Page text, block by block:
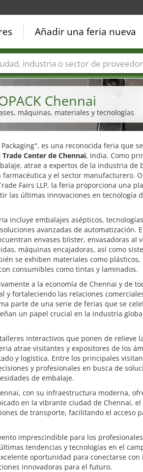
Chennai
máquinas, materiales y tecnologías
es una reconocida feria que
Trade Center de Chennai, India. Como
atrae a expertos de la industria de
y el sector manufacturero.
Fairs LLP, la feria proporciona una
las últimas innovaciones en tecnología
incluye embalajes asépticos,
avanzadas de automatización.
envases blister, envasadoras al
máquinas encajadoras, así como
se exhiben materiales como plásticos,
consumibles como tintas y laminados.
a la economía de Chennai y de
y fortaleciendo las relaciones
parte de una serie de ferias que se
un papel crucial en la industria
interactivos que ponen de relieve
atrae visitantes y expositores de los
y logística. Entre los principales
y profesionales en busca de
de embalaje.
con su infraestructura moderna,
en la vibrante ciudad de Chennai, el
de transporte, facilitando el acceso
imprescindible para los
tendencias y tecnologías en el
oportunidad para conectarse con
innovadoras para el futuro.
Añadir una feria nueva
Sectores de ferias Sectores de